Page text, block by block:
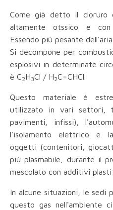
Come già detto il cloruro
altamente otssico e
Essendo più pesante
Si decompone per
esplosivi in determinate
è C2H3Cl / H2C=CHCl.
Questo materiale è
utilizzato in vari settori,
pavimenti, infissi),
l'isolamento elettrico e
oggetti (contenitori,
più plasmabile, durante il
mescolato con additivi
In alcune situazioni, le sedi
questo gas nell'ambiente